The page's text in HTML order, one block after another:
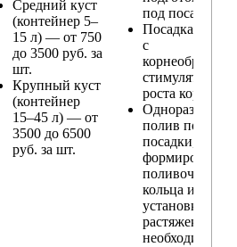
Средний куст
(контейнер 5–
15 л) — от 750
до 3500 руб. за
шт.
Крупный куст
(контейнер
15–45 л) — от
3500 до 6500
руб. за шт.
под посадку
Посадка
с
стимулятором
роста корней
Одноразовый
полив после
посадки,
формирование
поливочного
кольца и
установка
растяжек (при